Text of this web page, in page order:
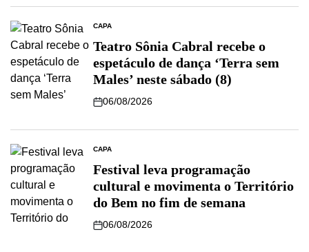
CAPA
Teatro Sônia Cabral recebe o
espetáculo de dança ‘Terra sem
Males’ neste sábado (8)
06/08/2026
CAPA
Festival leva programação
cultural e movimenta o Território
do Bem no fim de semana
06/08/2026